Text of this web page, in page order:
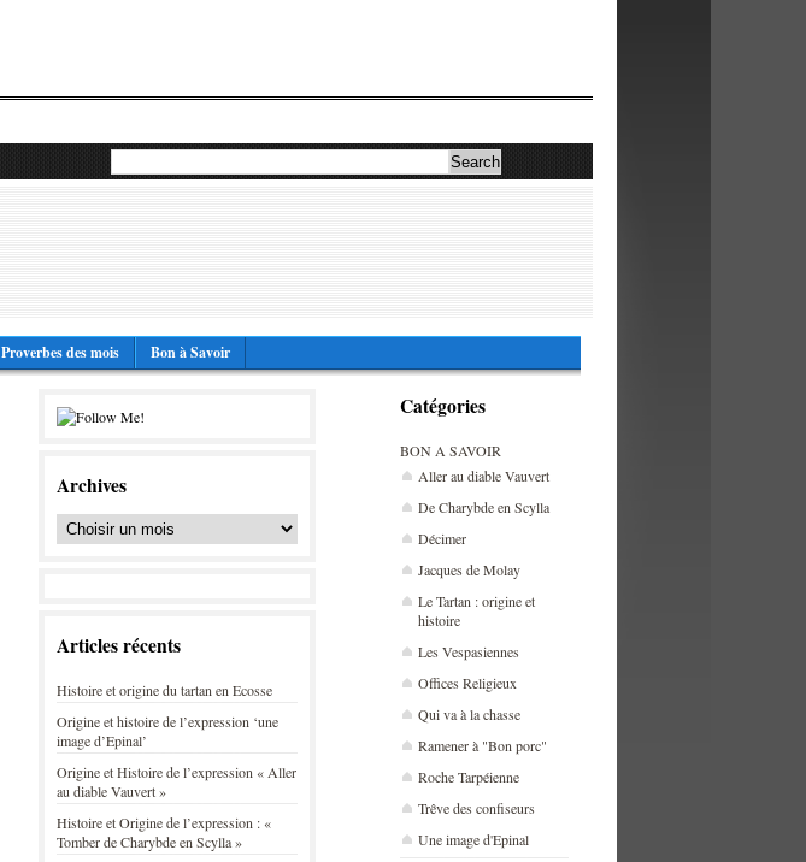
Proverbes des mois Bon à Savoir
Catégories
BON A SAVOIR
Aller au diable Vauvert
De Charybde en Scylla
Décimer
Jacques de Molay
Le Tartan : origine et
histoire
Les Vespasiennes
Offices Religieux
Qui va à la chasse
Ramener à "Bon porc"
Roche Tarpéienne
Trêve des confiseurs
Une image d'Epinal
Archives
Articles récents
Histoire et origine du tartan en Ecosse
Origine et histoire de l’expression ‘une
image d’Epinal’
Origine et Histoire de l’expression « Aller
au diable Vauvert »
Histoire et Origine de l’expression : «
Tomber de Charybde en Scylla »